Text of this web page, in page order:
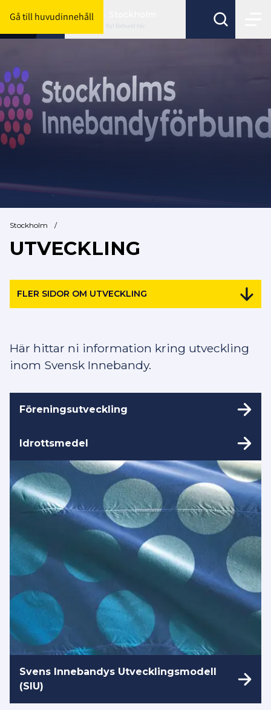
Gå till huvudinnehåll
Byt förbund här
Stockholm /
UTVECKLING
FLER SIDOR OM UTVECKLING
Här hittar ni information kring utveckling
inom Svensk Innebandy.
Föreningsutveckling
Idrottsmedel
Svens Innebandys Utvecklingsmodell
(SIU)